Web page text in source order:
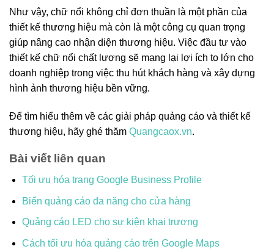
Như vậy, chữ nổi không chỉ đơn thuần là một phần của
thiết kế thương hiệu mà còn là một công cụ quan trọng
giúp nâng cao nhận diện thương hiệu. Việc đầu tư vào
thiết kế chữ nổi chất lượng sẽ mang lại lợi ích to lớn cho
doanh nghiệp trong việc thu hút khách hàng và xây dựng
hình ảnh thương hiệu bền vững.
Để tìm hiểu thêm về các giải pháp quảng cáo và thiết kế
thương hiệu, hãy ghé thăm Quangcaox.vn.
Bài viết liên quan
Tối ưu hóa trang Google Business Profile
Biển quảng cáo đa năng cho cửa hàng
Quảng cáo LED cho sự kiện khai trương
Cách tối ưu hóa quảng cáo trên Google Maps